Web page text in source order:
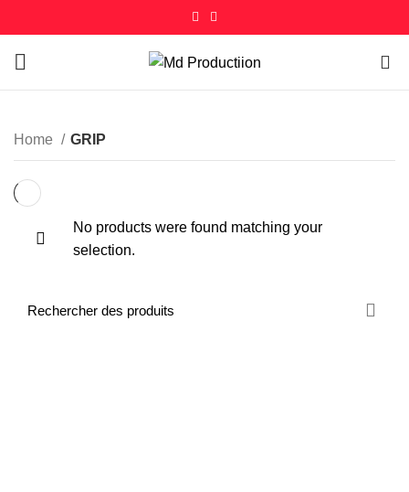
Home GRIP
No products were found matching your
selection.